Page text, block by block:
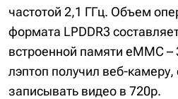
частотой 2,1 ГГц. Объем
формата LPDDR3
встроенной памяти eMMC
лэптоп получил веб-
записывать видео в 720p.